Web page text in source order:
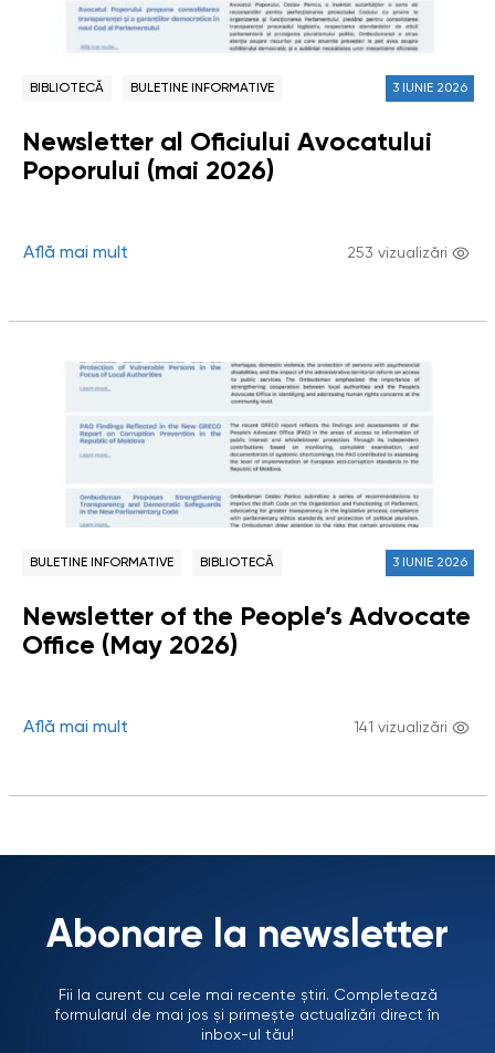
BIBLIOTECĂ BULETINE INFORMATIVE 3 IUNIE 2026
Newsletter al Oficiului Avocatului
Poporului (mai 2026)
Află mai mult 253 vizualizări
BULETINE INFORMATIVE BIBLIOTECĂ 3 IUNIE 2026
Newsletter of the People’s Advocate
Office (May 2026)
Află mai mult 141 vizualizări
Abonare la newsletter
Fii la curent cu cele mai recente știri. Completează
formularul de mai jos și primește actualizări direct în
inbox-ul tău!